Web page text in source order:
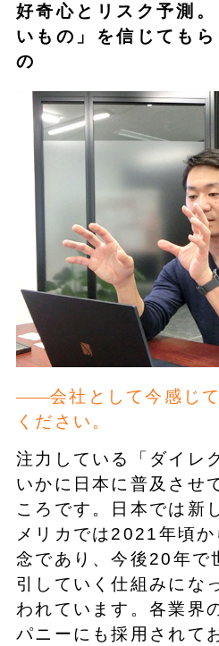
好奇心とリスク予測
いもの」を信じても
の
会社として今感じ
ください。
注力している「ダイレ
いかに日本に普及させ
ころです。日本では新
メリカでは2021年頃
念であり、今後20年で
引していく仕組みにな
われています。各業界
パニーにも採用されて